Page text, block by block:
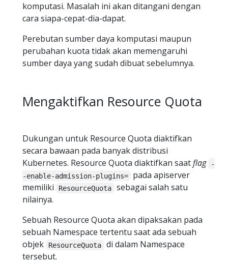
komputasi. Masalah ini akan ditangani dengan
cara siapa-cepat-dia-dapat.
Perebutan sumber daya komputasi maupun
perubahan kuota tidak akan memengaruhi
sumber daya yang sudah dibuat sebelumnya.
Mengaktifkan Resource Quota
Dukungan untuk Resource Quota diaktifkan
secara bawaan pada banyak distribusi
Kubernetes. Resource Quota diaktifkan saatflag
-
-enable-admission-plugins=
pada apiserver
memiliki
ResourceQuota
sebagai salah satu
nilainya.
Sebuah Resource Quota akan dipaksakan pada
sebuah Namespace tertentu saat ada sebuah
objek
ResourceQuota
di dalam Namespace
tersebut.